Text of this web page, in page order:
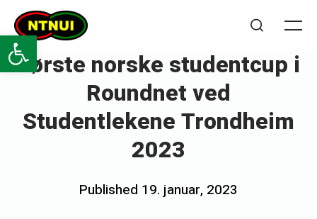
Open toolbar
Skip
content
NTNUI
Første norske studentcup i
Roundnet ved
Studentlekene Trondheim
2023
Posted
Published 19. januar, 2023